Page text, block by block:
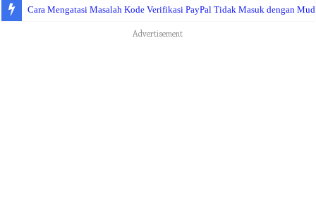
Cara Mengatasi Masalah Kode Verifikasi PayPal Tidak Masuk dengan
Advertisement